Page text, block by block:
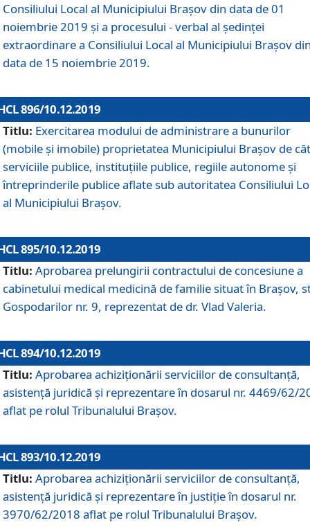
Consiliului Local al Municipiului Brașov din data de 01
noiembrie 2019 și a procesului - verbal al ședinței
extraordinare a Consiliului Local al Municipiului Brașov
data de 15 noiembrie 2019.
896/10.12.2019
Titlu: Exercitarea modului de administrare a bunurilor
(mobile și imobile) proprietatea Municipiului Brașov de
serviciile publice, instituțiile publice, regiile autonome și
întreprinderile publice aflate sub autoritatea Consiliului
al Municipiului Brașov.
895/10.12.2019
Titlu: Aprobarea prelungirii contractului de concesiune a
cabinetului medical medicină de familie situat în Braşov,
Gospodarilor nr. 9, reprezentat de dr. Vlad Valeria.
894/10.12.2019
Titlu: Aprobarea achiziţionării serviciilor de consultanţă,
asistenţă juridică şi reprezentare în dosarul nr. 4469/62/
aflat pe rolul Tribunalului Braşov.
893/10.12.2019
Titlu: Aprobarea achiziţionării serviciilor de consultanţă,
asistenţă juridică şi reprezentare în justiţie în dosarul nr.
3970/62/2018 aflat pe rolul Tribunalului Braşov.